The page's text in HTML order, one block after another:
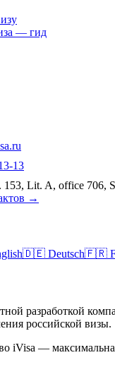
— гид
13
Lit. A, office 706,
→
🇩🇪 Deutsch🇫🇷
разработкой
российской визы.
iVisa —